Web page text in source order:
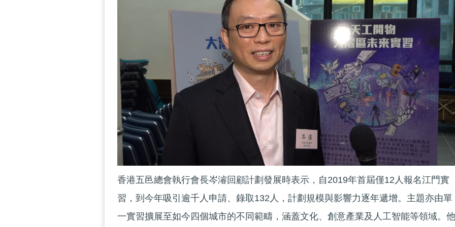
香港五邑總會執行會長岑濬回顧計劃發展時表示，自2019年首屆僅12人報名江門實
習，到今年吸引逾千人申請、錄取132人，計劃規模與影響力逐年遞增。主題亦由單
一實習擴展至如今四個城市的不同範疇，涵蓋文化、創意產業及人工智能等領域。他